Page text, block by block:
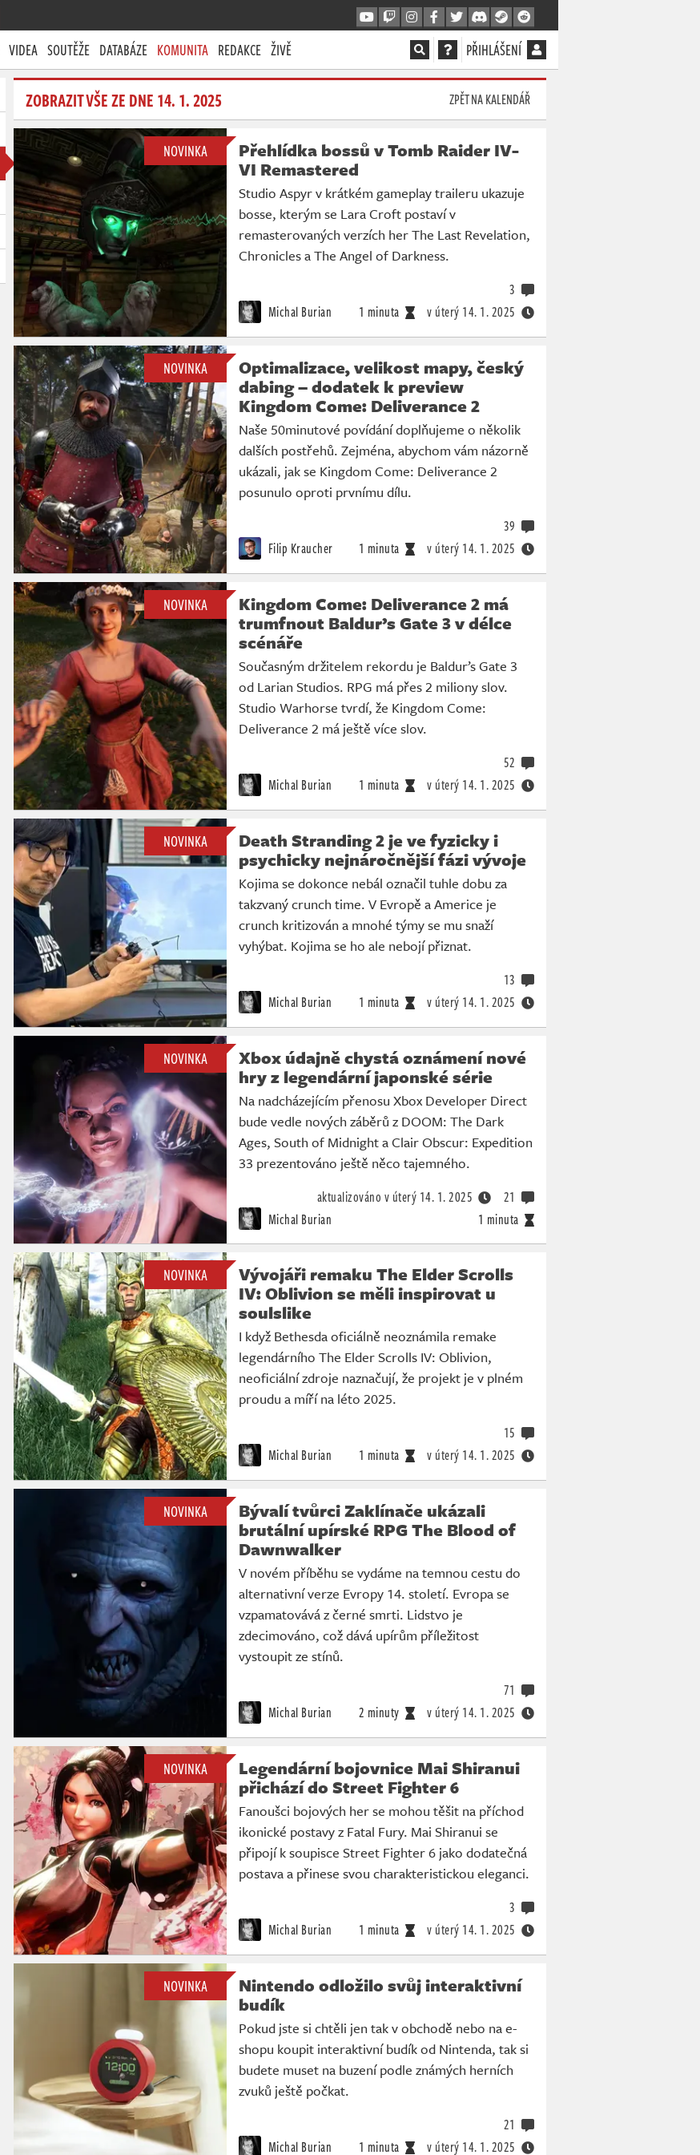
VIDEA SOUTĚŽE DATABÁZE KOMUNITA REDAKCE ŽIVĚ PŘIHLÁŠENÍ
ZOBRAZIT VŠE ZE DNE 14. 1. 2025 ZPĚT NA KALENDÁŘ
NOVINKA
Přehlídka bossů v Tomb Raider IV-
VI Remastered
Studio Aspyr v krátkém gameplay traileru ukazuje
bosse, kterým se Lara Croft postaví v
remasterovaných verzích her The Last Revelation,
Chronicles a The Angel of Darkness.
Michal Burian 1 minuta v úterý 14. 1. 2025
3
NOVINKA
Optimalizace, velikost mapy, český
dabing – dodatek k preview
Kingdom Come: Deliverance 2
Naše 50minutové povídání doplňujeme o několik
dalších postřehů. Zejména, abychom vám názorně
ukázali, jak se Kingdom Come: Deliverance 2
posunulo oproti prvnímu dílu.
Filip Kraucher 1 minuta v úterý 14. 1. 2025
39
NOVINKA
Kingdom Come: Deliverance 2 má
trumfnout Baldur’s Gate 3 v délce
scénáře
Současným držitelem rekordu je Baldur’s Gate 3
od Larian Studios. RPG má přes 2 miliony slov.
Studio Warhorse tvrdí, že Kingdom Come:
Deliverance 2 má ještě více slov.
Michal Burian 1 minuta v úterý 14. 1. 2025
52
NOVINKA
Death Stranding 2 je ve fyzicky i
psychicky nejnáročnější fázi vývoje
Kojima se dokonce nebál označil tuhle dobu za
takzvaný crunch time. V Evropě a Americe je
crunch kritizován a mnohé týmy se mu snaží
vyhýbat. Kojima se ho ale nebojí přiznat.
Michal Burian 1 minuta v úterý 14. 1. 2025
13
NOVINKA
Xbox údajně chystá oznámení nové
hry z legendární japonské série
Na nadcházejícím přenosu Xbox Developer Direct
bude vedle nových záběrů z DOOM: The Dark
Ages, South of Midnight a Clair Obscur: Expedition
33 prezentováno ještě něco tajemného.
Michal Burian 1 minuta
aktualizováno v úterý 14. 1. 2025 21
NOVINKA
Vývojáři remaku The Elder Scrolls
IV: Oblivion se měli inspirovat u
soulslike
I když Bethesda oficiálně neoznámila remake
legendárního The Elder Scrolls IV: Oblivion,
neoficiální zdroje naznačují, že projekt je v plném
proudu a míří na léto 2025.
Michal Burian 1 minuta v úterý 14. 1. 2025
15
NOVINKA
Bývalí tvůrci Zaklínače ukázali
brutální upírské RPG The Blood of
Dawnwalker
V novém příběhu se vydáme na temnou cestu do
alternativní verze Evropy 14. století. Evropa se
vzpamatovává z černé smrti. Lidstvo je
zdecimováno, což dává upírům příležitost
vystoupit ze stínů.
Michal Burian 2 minuty v úterý 14. 1. 2025
71
NOVINKA
Legendární bojovnice Mai Shiranui
přichází do Street Fighter 6
Fanoušci bojových her se mohou těšit na příchod
ikonické postavy z Fatal Fury. Mai Shiranui se
připojí k soupisce Street Fighter 6 jako dodatečná
postava a přinese svou charakteristickou eleganci.
Michal Burian 1 minuta v úterý 14. 1. 2025
3
NOVINKA
Nintendo odložilo svůj interaktivní
budík
Pokud jste si chtěli jen tak v obchodě nebo na e-
shopu koupit interaktivní budík od Nintenda, tak si
budete muset na buzení podle známých herních
zvuků ještě počkat.
Michal Burian 1 minuta v úterý 14. 1. 2025
21